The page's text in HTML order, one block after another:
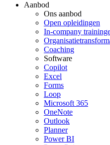
Aanbod
Ons aanbod
Open opleidingen
In-company
Coaching
Software
Copilot
Excel
Forms
Loop
Microsoft 365
OneNote
Outlook
Planner
Power BI